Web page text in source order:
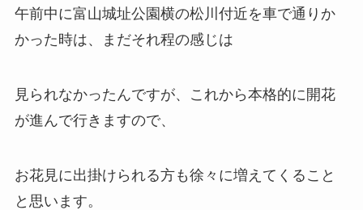
午前中に富山城址公園横の松川付近を車で通りか
かった時は、まだそれ程の感じは
見られなかったんですが、これから本格的に開花
が進んで行きますので、
お花見に出掛けられる方も徐々に増えてくること
と思います。